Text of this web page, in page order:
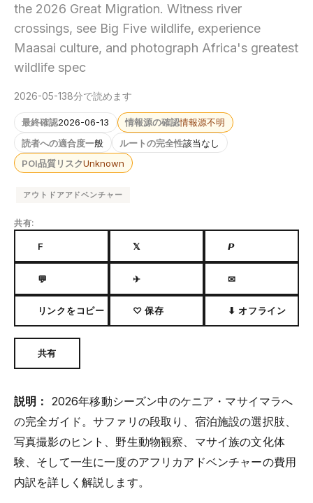
the 2026 Great Migration. Witness river
crossings, see Big Five wildlife, experience
Maasai culture, and photograph Africa's greatest
wildlife spec
2026-05-138分で読めます
最終確認2026-06-13 情報源の確認情報源不明
読者への適合度一般 ルートの完全性該当なし
POI品質リスクUnknown
アウトドアアドベンチャー
共有:
F 𝕏 𝙋
💬 ✈ ✉
リンクをコピー ♡ 保存 ⬇ オフライン
共有
説明： 2026年移動シーズン中のケニア・マサイマラへ
の完全ガイド。サファリの段取り、宿泊施設の選択肢、
写真撮影のヒント、野生動物観察、マサイ族の文化体
験、そして一生に一度のアフリカアドベンチャーの費用
内訳を詳しく解説します。